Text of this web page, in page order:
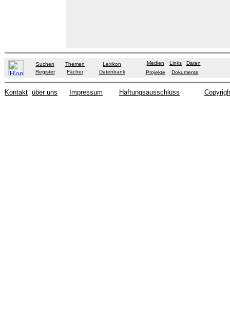
Suchen Themen
Lexikon
Register
Fächer Datenbank
Medien Links
Daten
Projekte
Dokumente
Kontakt über uns Impressum Haftungsausschluss